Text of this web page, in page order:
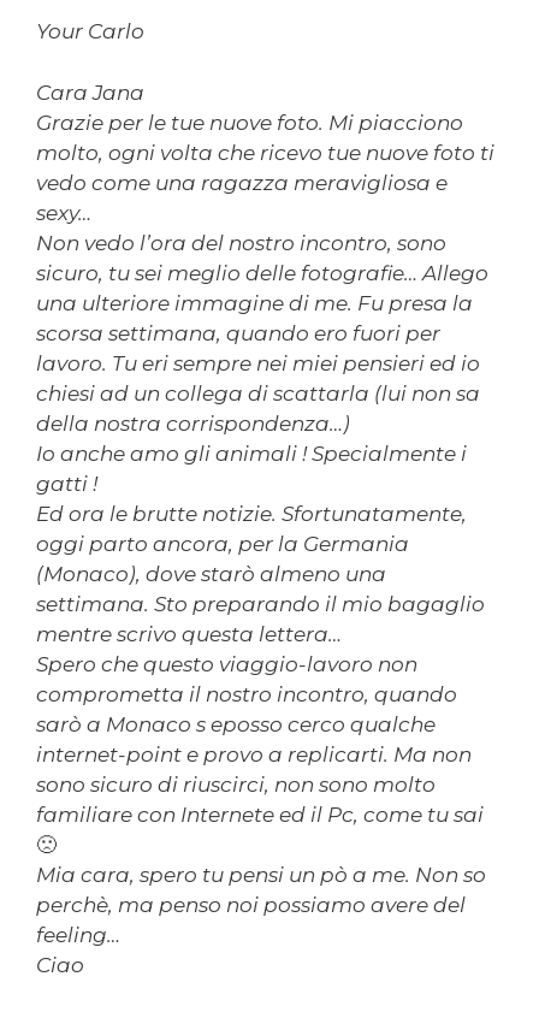
Your Carlo
Cara Jana
Grazie per le tue nuove foto. Mi piacciono
molto, ogni volta che ricevo tue nuove foto ti
vedo come una ragazza meravigliosa e
sexy…
Non vedo l’ora del nostro incontro, sono
sicuro, tu sei meglio delle fotografie… Allego
una ulteriore immagine di me. Fu presa la
scorsa settimana, quando ero fuori per
lavoro. Tu eri sempre nei miei pensieri ed io
chiesi ad un collega di scattarla (lui non sa
della nostra corrispondenza…)
Io anche amo gli animali ! Specialmente i
gatti !
Ed ora le brutte notizie. Sfortunatamente,
oggi parto ancora, per la Germania
(Monaco), dove starò almeno una
settimana. Sto preparando il mio bagaglio
mentre scrivo questa lettera…
Spero che questo viaggio-lavoro non
comprometta il nostro incontro, quando
sarò a Monaco s eposso cerco qualche
internet-point e provo a replicarti. Ma non
sono sicuro di riuscirci, non sono molto
familiare con Internete ed il Pc, come tu sai
🙁
Mia cara, spero tu pensi un pò a me. Non so
perchè, ma penso noi possiamo avere del
feeling…
Ciao